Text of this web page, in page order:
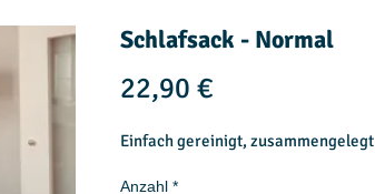
Schlafsack - Normal
22,90 €
Einfach gereinigt, zusammengelegt
Anzahl *